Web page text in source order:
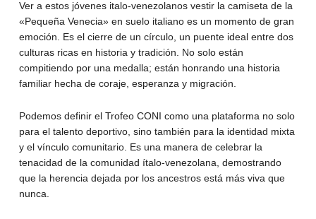
Ver a estos jóvenes italo-venezolanos vestir la camiseta de la
«Pequeña Venecia» en suelo italiano es un momento de gran
emoción. Es el cierre de un círculo, un puente ideal entre dos
culturas ricas en historia y tradición. No solo están
compitiendo por una medalla; están honrando una historia
familiar hecha de coraje, esperanza y migración.
Podemos definir el Trofeo CONI como una plataforma no solo
para el talento deportivo, sino también para la identidad mixta
y el vínculo comunitario. Es una manera de celebrar la
tenacidad de la comunidad ítalo-venezolana, demostrando
que la herencia dejada por los ancestros está más viva que
nunca.